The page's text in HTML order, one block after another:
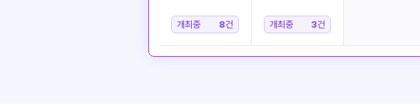
개최중 8건 개최중 3건